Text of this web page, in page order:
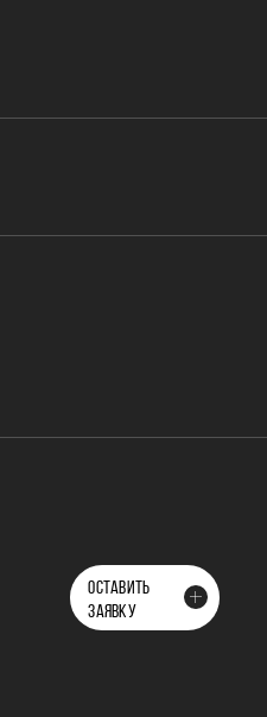
ОСТАВИТЬ
ЗАЯВКУ